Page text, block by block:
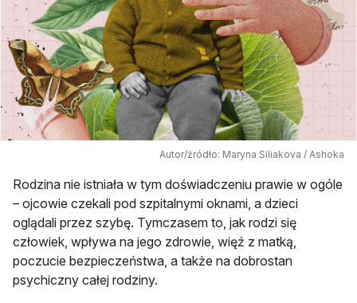
Autor/źródło: Maryna Siliakova / Ashoka
Rodzina nie istniała w tym doświadczeniu prawie w ogóle
– ojcowie czekali pod szpitalnymi oknami, a dzieci
oglądali przez szybę. Tymczasem to, jak rodzi się
człowiek, wpływa na jego zdrowie, więź z matką,
poczucie bezpieczeństwa, a także na dobrostan
psychiczny całej rodziny.